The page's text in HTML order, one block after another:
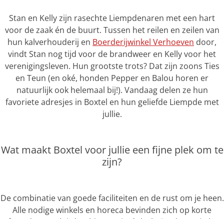
Stan en Kelly zijn rasechte Liempdenaren met een hart
voor de zaak én de buurt. Tussen het reilen en zeilen van
hun kalverhouderij en Boerderijwinkel Verhoeven door,
vindt Stan nog tijd voor de brandweer en Kelly voor het
verenigingsleven. Hun grootste trots? Dat zijn zoons Ties
en Teun (en oké, honden Pepper en Balou horen er
natuurlijk ook helemaal bij!). Vandaag delen ze hun
favoriete adresjes in Boxtel en hun geliefde Liempde met
jullie.
Wat maakt Boxtel voor jullie een fijne plek om te
zijn?
De combinatie van goede faciliteiten en de rust om je heen.
Alle nodige winkels en horeca bevinden zich op korte